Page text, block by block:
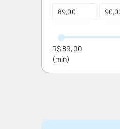
Dapagliflozina
R$ 89,00